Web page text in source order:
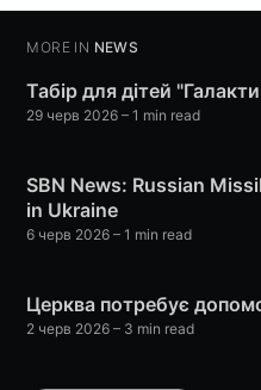
MORE IN NEWS
Табір для дітей
29 черв 2026 – 1 min read
SBN News: Russian
in Ukraine
6 черв 2026 – 1 min read
Церква потребує
2 черв 2026 – 3 min read